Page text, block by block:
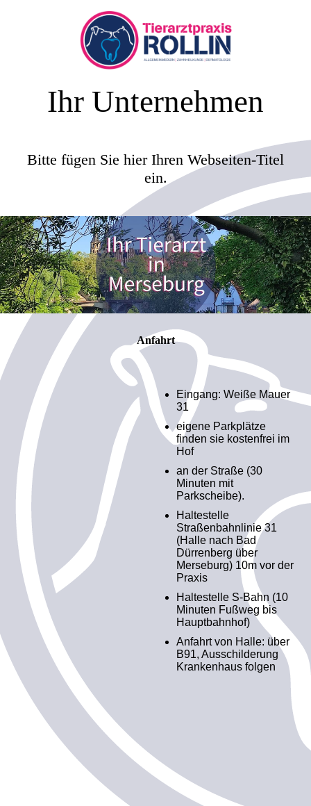
Ihr Unternehmen
Bitte fügen Sie hier Ihren Webseiten-Titel
ein.
Anfahrt
Eingang: Weiße Mauer
31
eigene Parkplätze
finden sie kostenfrei im
Hof
an der Straße (30
Minuten mit
Parkscheibe).
Haltestelle
Straßenbahnlinie 31
(Halle nach Bad
Dürrenberg über
Merseburg) 10m vor der
Praxis
Haltestelle S-Bahn (10
Minuten Fußweg bis
Hauptbahnhof)
Anfahrt von Halle: über
B91, Ausschilderung
Krankenhaus folgen